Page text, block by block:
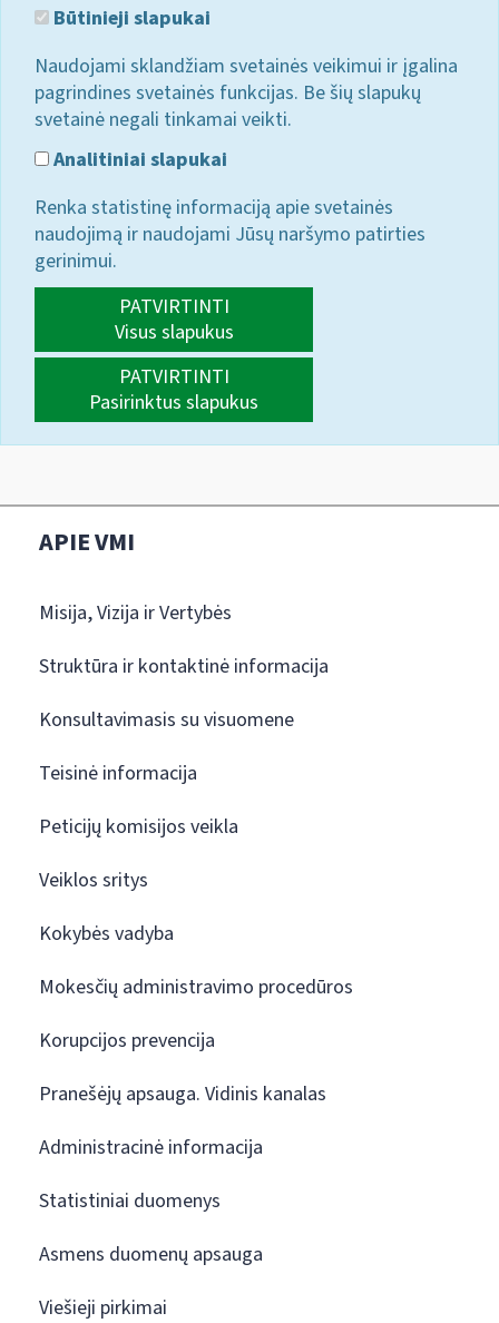
Būtinieji slapukai
Naudojami sklandžiam svetainės veikimui ir įgalina
pagrindines svetainės funkcijas. Be šių slapukų
svetainė negali tinkamai veikti.
Analitiniai slapukai
Renka statistinę informaciją apie svetainės
naudojimą ir naudojami Jūsų naršymo patirties
gerinimui.
PATVIRTINTI
Visus slapukus
PATVIRTINTI
Pasirinktus slapukus
APIE VMI
Misija, Vizija ir Vertybės
Struktūra ir kontaktinė informacija
Konsultavimasis su visuomene
Teisinė informacija
Peticijų komisijos veikla
Veiklos sritys
Kokybės vadyba
Mokesčių administravimo procedūros
Korupcijos prevencija
Pranešėjų apsauga. Vidinis kanalas
Administracinė informacija
Statistiniai duomenys
Asmens duomenų apsauga
Viešieji pirkimai